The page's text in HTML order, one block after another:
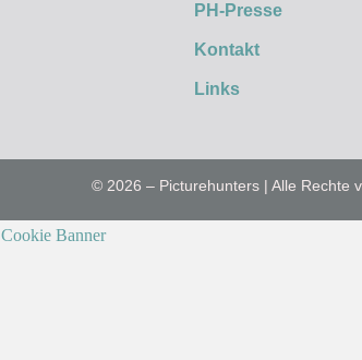
PH-Presse
Kontakt
Links
© 2026 – Picturehunters | Alle Rechte
Banner